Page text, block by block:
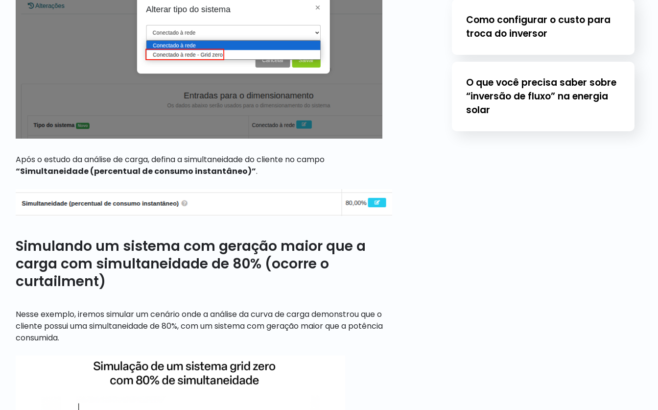
Após o estudo da análise de carga, defina a simultaneidade do cliente no campo
“Simultaneidade (percentual de consumo instantâneo)”.
Simulando um sistema com geração maior que a
carga com simultaneidade de 80% (ocorre o
curtailment)
Nesse exemplo, iremos simular um cenário onde a análise da curva de carga demonstrou que o
cliente possui uma simultaneidade de 80%, com um sistema com geração maior que a potência
consumida.
Como configurar o custo para
troca do inversor
O que você precisa saber sobre
“inversão de fluxo” na energia
solar